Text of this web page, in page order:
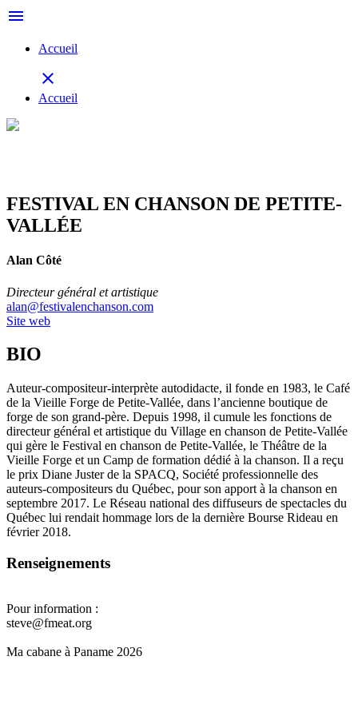
menu
Accueil
close
Accueil
FESTIVAL EN CHANSON DE PETITE-
VALLÉE
Alan Côté
Directeur général et artistique
alan@festivalenchanson.com
Site web
BIO
Auteur-compositeur-interprète autodidacte, il fonde en 1983, le Café
de la Vieille Forge de Petite-Vallée, dans l’ancienne boutique de
forge de son grand-père. Depuis 1998, il cumule les fonctions de
directeur général et artistique du Village en chanson de Petite-Vallée
qui gère le Festival en chanson de Petite-Vallée, le Théâtre de la
Vieille Forge et un Camp de formation dédié à la chanson. Il a reçu
le prix Diane Juster de la SPACQ, Société professionnelle des
auteurs-compositeurs du Québec, pour son apport à la chanson en
septembre 2017. Le Réseau national des diffuseurs de spectacles du
Québec lui rendait hommage lors de la dernière Bourse Rideau en
février 2018.
Renseignements
Pour information :
steve@fmeat.org
Ma cabane à Paname 2026